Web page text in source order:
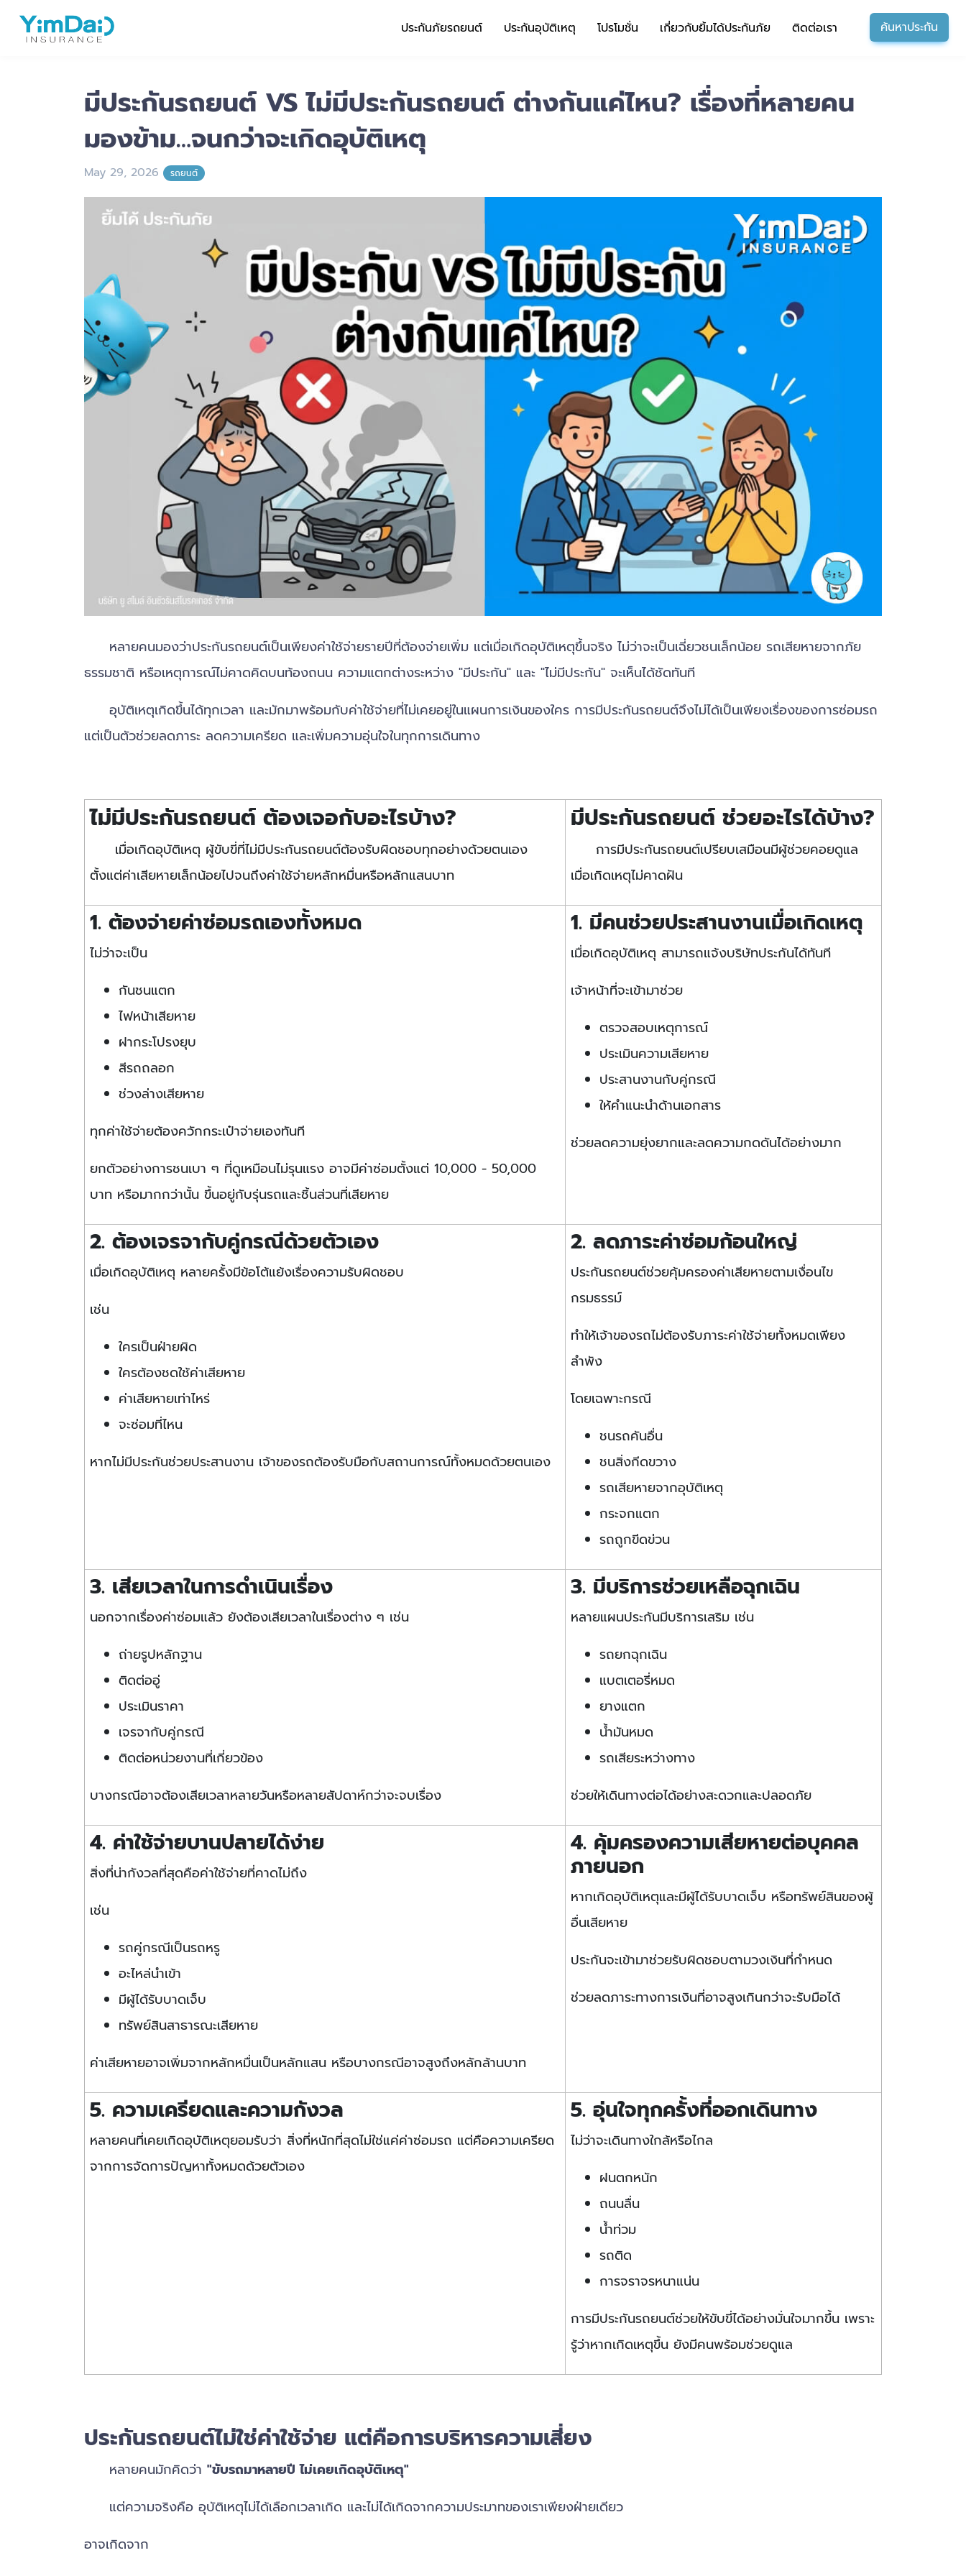
ประกันภัยรถยนต์ ประกันอุบัติเหตุ โปรโมชั่น เกี่ยวกับยิ้มได้ประกันภัย ติดต่อเรา ค้นหาประกัน
มีประกันรถยนต์ VS ไม่มีประกันรถยนต์ ต่างกันแค่ไหน? เรื่องที่หลายคน
มองข้าม…จนกว่าจะเกิดอุบัติเหตุ
May 29, 2026 รถยนต์
หลายคนมองว่าประกันรถยนต์เป็นเพียงค่าใช้จ่ายรายปีที่ต้องจ่ายเพิ่ม แต่เมื่อเกิดอุบัติเหตุขึ้นจริง ไม่ว่าจะเป็นเฉี่ยวชนเล็กน้อย รถเสียหายจากภัย
ธรรมชาติ หรือเหตุการณ์ไม่คาดคิดบนท้องถนน ความแตกต่างระหว่าง "มีประกัน" และ "ไม่มีประกัน" จะเห็นได้ชัดทันที
อุบัติเหตุเกิดขึ้นได้ทุกเวลา และมักมาพร้อมกับค่าใช้จ่ายที่ไม่เคยอยู่ในแผนการเงินของใคร การมีประกันรถยนต์จึงไม่ได้เป็นเพียงเรื่องของการซ่อมรถ
แต่เป็นตัวช่วยลดภาระ ลดความเครียด และเพิ่มความอุ่นใจในทุกการเดินทาง
ไม่มีประกันรถยนต์ ต้องเจอกับอะไรบ้าง?
เมื่อเกิดอุบัติเหตุ ผู้ขับขี่ที่ไม่มีประกันรถยนต์ต้องรับผิดชอบทุกอย่างด้วยตนเอง
ตั้งแต่ค่าเสียหายเล็กน้อยไปจนถึงค่าใช้จ่ายหลักหมื่นหรือหลักแสนบาท
มีประกันรถยนต์ ช่วยอะไรได้บ้าง?
การมีประกันรถยนต์เปรียบเสมือนมีผู้ช่วยคอยดูแล
เมื่อเกิดเหตุไม่คาดฝัน
1. ต้องจ่ายค่าซ่อมรถเองทั้งหมด
ไม่ว่าจะเป็น
กันชนแตก
ไฟหน้าเสียหาย
ฝากระโปรงยุบ
สีรถถลอก
ช่วงล่างเสียหาย
ทุกค่าใช้จ่ายต้องควักกระเป๋าจ่ายเองทันที
ยกตัวอย่างการชนเบา ๆ ที่ดูเหมือนไม่รุนแรง อาจมีค่าซ่อมตั้งแต่ 10,000 - 50,000
บาท หรือมากกว่านั้น ขึ้นอยู่กับรุ่นรถและชิ้นส่วนที่เสียหาย
1. มีคนช่วยประสานงานเมื่อเกิดเหตุ
เมื่อเกิดอุบัติเหตุ สามารถแจ้งบริษัทประกันได้ทันที
เจ้าหน้าที่จะเข้ามาช่วย
ตรวจสอบเหตุการณ์
ประเมินความเสียหาย
ประสานงานกับคู่กรณี
ให้คำแนะนำด้านเอกสาร
ช่วยลดความยุ่งยากและลดความกดดันได้อย่างมาก
2. ต้องเจรจากับคู่กรณีด้วยตัวเอง
เมื่อเกิดอุบัติเหตุ หลายครั้งมีข้อโต้แย้งเรื่องความรับผิดชอบ
เช่น
ใครเป็นฝ่ายผิด
ใครต้องชดใช้ค่าเสียหาย
ค่าเสียหายเท่าไหร่
จะซ่อมที่ไหน
หากไม่มีประกันช่วยประสานงาน เจ้าของรถต้องรับมือกับสถานการณ์ทั้งหมดด้วยตนเอง
2. ลดภาระค่าซ่อมก้อนใหญ่
ประกันรถยนต์ช่วยคุ้มครองค่าเสียหายตามเงื่อนไข
กรมธรรม์
ทำให้เจ้าของรถไม่ต้องรับภาระค่าใช้จ่ายทั้งหมดเพียง
ลำพัง
โดยเฉพาะกรณี
ชนรถคันอื่น
ชนสิ่งกีดขวาง
รถเสียหายจากอุบัติเหตุ
กระจกแตก
รถถูกขีดข่วน
3. เสียเวลาในการดำเนินเรื่อง
นอกจากเรื่องค่าซ่อมแล้ว ยังต้องเสียเวลาในเรื่องต่าง ๆ เช่น
ถ่ายรูปหลักฐาน
ติดต่ออู่
ประเมินราคา
เจรจากับคู่กรณี
ติดต่อหน่วยงานที่เกี่ยวข้อง
บางกรณีอาจต้องเสียเวลาหลายวันหรือหลายสัปดาห์กว่าจะจบเรื่อง
3. มีบริการช่วยเหลือฉุกเฉิน
หลายแผนประกันมีบริการเสริม เช่น
รถยกฉุกเฉิน
แบตเตอรี่หมด
ยางแตก
น้ำมันหมด
รถเสียระหว่างทาง
ช่วยให้เดินทางต่อได้อย่างสะดวกและปลอดภัย
4. ค่าใช้จ่ายบานปลายได้ง่าย
สิ่งที่น่ากังวลที่สุดคือค่าใช้จ่ายที่คาดไม่ถึง
เช่น
รถคู่กรณีเป็นรถหรู
อะไหล่นำเข้า
มีผู้ได้รับบาดเจ็บ
ทรัพย์สินสาธารณะเสียหาย
ค่าเสียหายอาจเพิ่มจากหลักหมื่นเป็นหลักแสน หรือบางกรณีอาจสูงถึงหลักล้านบาท
4. คุ้มครองความเสียหายต่อบุคคล
ภายนอก
หากเกิดอุบัติเหตุและมีผู้ได้รับบาดเจ็บ หรือทรัพย์สินของผู้
อื่นเสียหาย
ประกันจะเข้ามาช่วยรับผิดชอบตามวงเงินที่กำหนด
ช่วยลดภาระทางการเงินที่อาจสูงเกินกว่าจะรับมือได้
5. ความเครียดและความกังวล
หลายคนที่เคยเกิดอุบัติเหตุยอมรับว่า สิ่งที่หนักที่สุดไม่ใช่แค่ค่าซ่อมรถ แต่คือความเครียด
จากการจัดการปัญหาทั้งหมดด้วยตัวเอง
5. อุ่นใจทุกครั้งที่ออกเดินทาง
ไม่ว่าจะเดินทางใกล้หรือไกล
ฝนตกหนัก
ถนนลื่น
น้ำท่วม
รถติด
การจราจรหนาแน่น
การมีประกันรถยนต์ช่วยให้ขับขี่ได้อย่างมั่นใจมากขึ้น เพราะ
รู้ว่าหากเกิดเหตุขึ้น ยังมีคนพร้อมช่วยดูแล
ประกันรถยนต์ไม่ใช่ค่าใช้จ่าย แต่คือการบริหารความเสี่ยง
หลายคนมักคิดว่า "ขับรถมาหลายปี ไม่เคยเกิดอุบัติเหตุ"
แต่ความจริงคือ อุบัติเหตุไม่ได้เลือกเวลาเกิด และไม่ได้เกิดจากความประมาทของเราเพียงฝ่ายเดียว
อาจเกิดจาก